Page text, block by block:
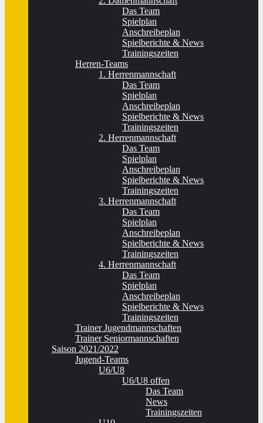
Das Team
Spielplan
Anschreibeplan
Spielberichte & News
Trainingszeiten
Herren-Teams
1. Herrenmannschaft
Das Team
Spielplan
Anschreibeplan
Spielberichte & News
Trainingszeiten
2. Herrenmannschaft
Das Team
Spielplan
Anschreibeplan
Spielberichte & News
Trainingszeiten
3. Herrenmannschaft
Das Team
Spielplan
Anschreibeplan
Spielberichte & News
Trainingszeiten
4. Herrenmannschaft
Das Team
Spielplan
Anschreibeplan
Spielberichte & News
Trainingszeiten
Trainer Jugendmannschaften
Trainer Seniormannschaften
Saison 2021/2022
Jugend-Teams
U6/U8
U6/U8 offen
Das Team
News
Trainingszeiten